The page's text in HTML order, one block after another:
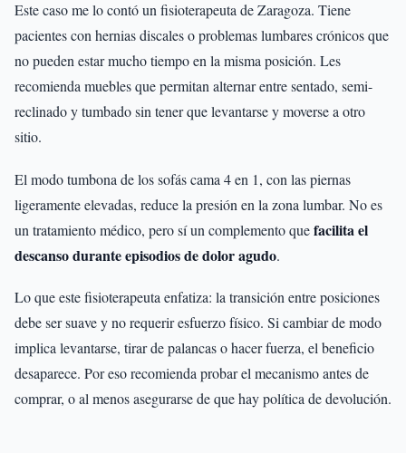
Este caso me lo contó un fisioterapeuta de Zaragoza. Tiene
pacientes con hernias discales o problemas lumbares crónicos que
no pueden estar mucho tiempo en la misma posición. Les
recomienda muebles que permitan alternar entre sentado, semi-
reclinado y tumbado sin tener que levantarse y moverse a otro
sitio.
El modo tumbona de los sofás cama 4 en 1, con las piernas
ligeramente elevadas, reduce la presión en la zona lumbar. No es
un tratamiento médico, pero sí un complemento quefacilita el
descanso durante episodios de dolor agudo.
Lo que este fisioterapeuta enfatiza: la transición entre posiciones
debe ser suave y no requerir esfuerzo físico. Si cambiar de modo
implica levantarse, tirar de palancas o hacer fuerza, el beneficio
desaparece. Por eso recomienda probar el mecanismo antes de
comprar, o al menos asegurarse de que hay política de devolución.